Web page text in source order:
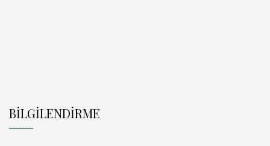
BİLGİLENDİRME